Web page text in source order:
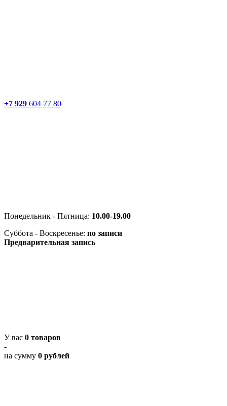
+7 929 604 77 80
Понедельник - Пятница: 10.00-19.00
Суббота - Воскресенье: по записи
Предварительная запись
У вас 0 товаров
-
на сумму 0 рублей